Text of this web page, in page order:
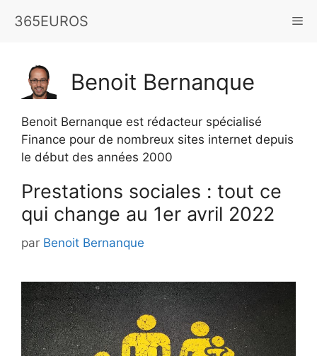
365EUROS
Benoit Bernanque
Benoit Bernanque est rédacteur spécialisé
Finance pour de nombreux sites internet depuis
le début des années 2000
Prestations sociales : tout ce
qui change au 1er avril 2022
par Benoit Bernanque